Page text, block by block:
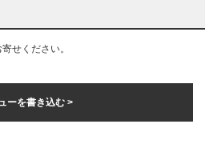
せください。
ーを書き込む >